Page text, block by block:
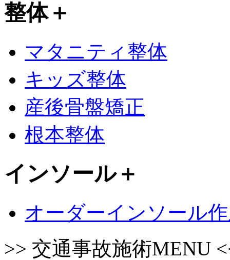
整体＋
マタニティ整体
キッズ整体
産後骨盤矯正
根本整体
インソール＋
オーダーインソール
>> 交通事故施術MENU